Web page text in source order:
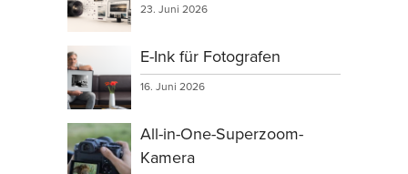
23. Juni 2026
E-Ink für Fotografen
16. Juni 2026
All-in-One-Superzoom-
Kamera